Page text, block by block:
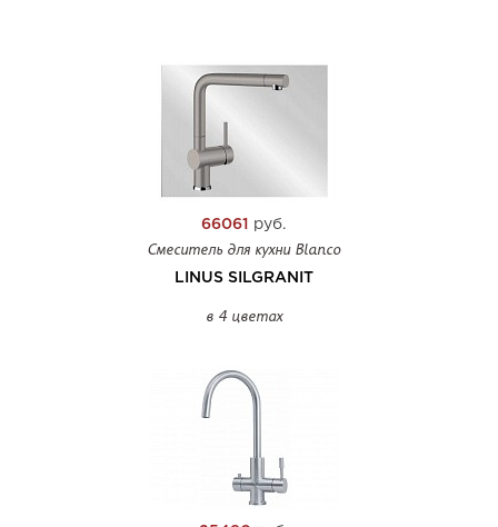
66061 руб.
Смеситель для кухни Blanco
LINUS SILGRANIT
в 4 цветах